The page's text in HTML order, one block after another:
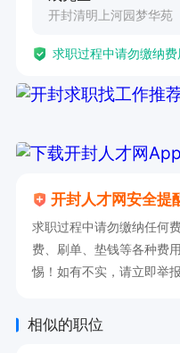
开封清明上河园梦华苑
求职过程中请勿缴纳费
开封人才网安全提
求职过程中请勿缴纳任何
费、刷单、垫钱等各种费
惕！如有不实，请立即举
相似的职位